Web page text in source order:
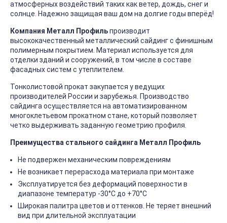
атмосферных воздействий таких как ветер, дождь, снег и
солнце. Надежно защищая ваш дом на долгие годы вперёд!
Компания Металл Профильпроизводит
высококачественный металлический сайдинг с финишным
полимерным покрытием. Материал используется для
отделки зданий и сооружений, в том числе в составе
фасадных систем с утеплителем.
Тонколистовой прокат закупается у ведущих
производителей России и зарубежья. Производство
сайдинга осуществляется на автоматизированном
многоклетьевом прокатном стане, который позволяет
четко выдерживать заданную геометрию профиля.
Преимущества стального сайдинга Металл Профиль
Не подвержен механическим повреждениям
Не возникает перерасхода материала при монтаже
Эксплуатируется без деформаций поверхности в
диапазоне температур -30°C до +70°C
Широкая палитра цветов и оттенков. Не теряет внешний
вид при длительной эксплуатации